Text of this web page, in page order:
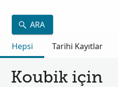
ARA
Hepsi
Tarihi Kayıtlar
Koubik için